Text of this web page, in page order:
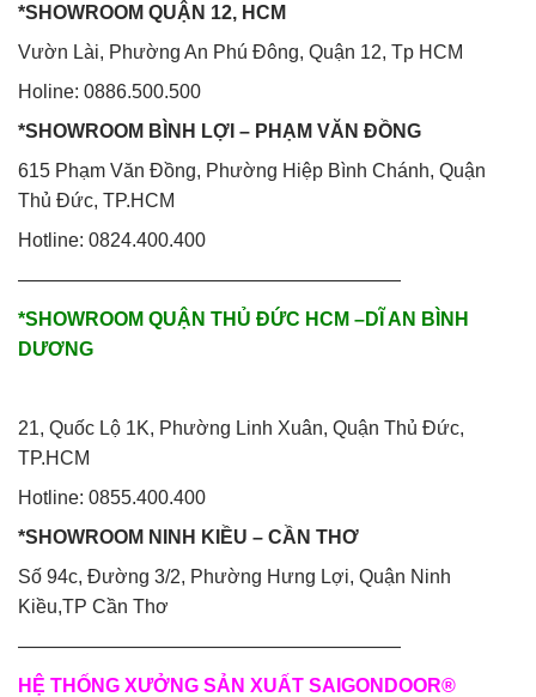
*SHOWROOM QUẬN 12, HCM
Vườn Lài, Phường An Phú Đông, Quận 12, Tp HCM
Holine: 0886.500.500
*SHOWROOM BÌNH LỢI – PHẠM VĂN ĐỒNG
615 Phạm Văn Đồng, Phường Hiệp Bình Chánh, Quận
Thủ Đức, TP.HCM
Hotline: 0824.400.400
————————————————————
*SHOWROOM QUẬN THỦ ĐỨC HCM –DĨ AN BÌNH
DƯƠNG
21, Quốc Lộ 1K, Phường Linh Xuân, Quận Thủ Đức,
TP.HCM
Hotline: 0855.400.400
*SHOWROOM NINH KIỀU – CẦN THƠ
Số 94c, Đường 3/2, Phường Hưng Lợi, Quận Ninh
Kiều,TP Cần Thơ
————————————————————
HỆ THỐNG XƯỞNG SẢN XUẤT SAIGONDOOR®